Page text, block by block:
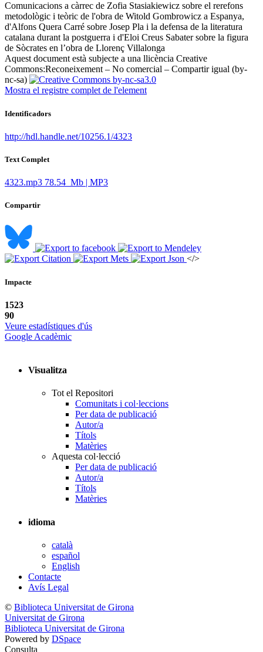
Comunicacions a càrrec de Zofia Stasiakiewicz sobre el rerefons
metodològic i teòric de l'obra de Witold Gombrowicz a Espanya,
d'Alfons Quera Carré sobre Josep Pla i la defensa de la literatura
catalana durant la postguerra i d'Eloi Creus Sabater sobre la figura
de Sòcrates en l’obra de Llorenç Villalonga ​
Aquest document està subjecte a una llicència Creative
Commons:Reconeixement – No comercial – Compartir igual (by-
nc-sa)
Mostra el registre complet de l'element
Identificadors
http://hdl.handle.net/10256.1/4323
Text Complet
4323.mp3 78.54 Mb | MP3
Compartir
</>
Impacte
1523
90
Veure estadístiques d'ús
Google Acadèmic
Visualitza
Tot el Repositori
Comunitats i col·leccions
Per data de publicació
Autor/a
Títols
Matèries
Aquesta col·lecció
Per data de publicació
Autor/a
Títols
Matèries
idioma
català
español
English
Contacte
Avís Legal
© Biblioteca Universitat de Girona
Universitat de Girona
Biblioteca Universitat de Girona
Powered by DSpace
Consulta